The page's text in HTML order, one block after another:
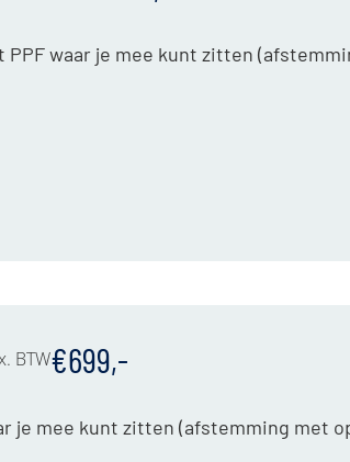
waar je mee kunt zitten
BTW€699,-
je mee kunt zitten (afstemming met